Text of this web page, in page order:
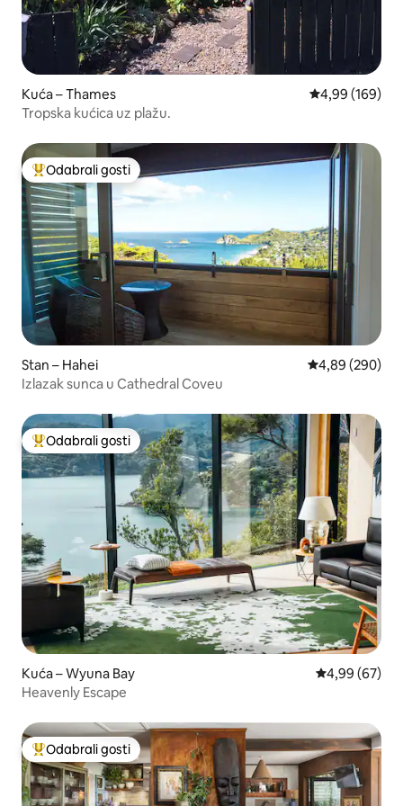
Kuća – Thames Prosječna
4,99 (169)
Tropska kućica uz plažu.
Među najviše rangiranima s oznakom „Odabrali gosti”
Odabrali gosti
Stan – Hahei Prosječna
4,89 (290)
Izlazak sunca u Cathedral Coveu
Među najviše rangiranima s oznakom „Odabrali gosti”
Odabrali gosti
Kuća – Wyuna Bay Prosječna
4,99 (67)
Heavenly Escape
Među najviše rangiranima s oznakom „Odabrali gosti”
Odabrali gosti